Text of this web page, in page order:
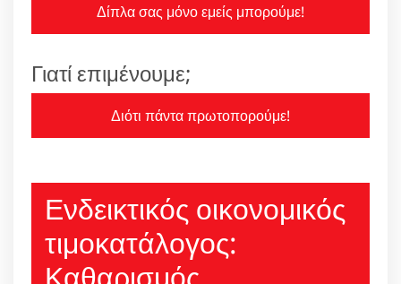
Δίπλα σας μόνο εμείς μπορούμε!
Γιατί επιμένουμε;
Διότι πάντα πρωτοπορούμε!
Ενδεικτικός οικονομικός
τιμοκατάλογος:
Καθαρισμός